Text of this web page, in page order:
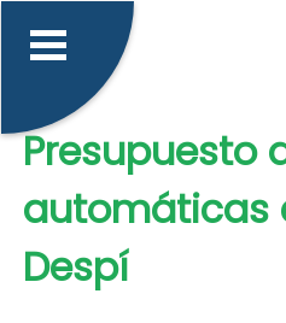
Presupuesto
automáticas
Despí